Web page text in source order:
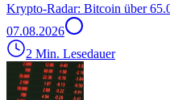
Krypto-Radar: Bitcoin über
07.08.2026
2 Min. Lesedauer